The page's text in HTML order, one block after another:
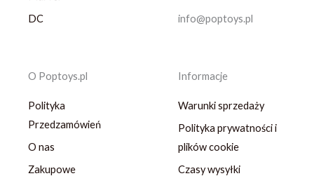
DC
info@poptoys.pl
O Poptoys.pl
Polityka
Przedzamówień
O nas
Zakupowe
Informacje
Warunki sprzedaży
Polityka prywatności i
plików cookie
Czasy wysyłki